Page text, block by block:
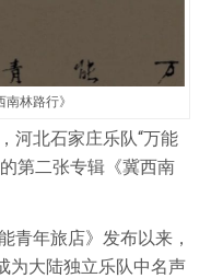
林路行》
河北石家庄乐队“万能
第二张专辑《冀西南
青年旅店》发布以来，
为大陆独立乐队中名声